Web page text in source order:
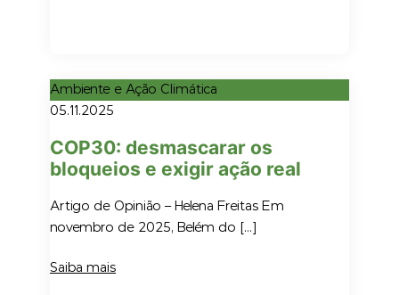
Ambiente e Ação Climática
05.11.2025
COP30: desmascarar os
bloqueios e exigir ação real
Artigo de Opinião – Helena Freitas Em
novembro de 2025, Belém do […]
Saiba mais